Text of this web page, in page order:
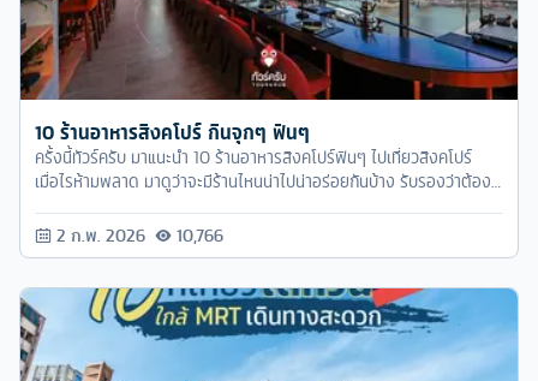
10 ร้านอาหารสิงคโปร์ กินจุกๆ ฟินๆ
ครั้งนี้ทัวร์ครับ มาแนะนำ 10 ร้านอาหารสิงคโปร์ฟินๆ ไปเที่ยวสิงคโปร์
เมื่อไรห้ามพลาด มาดูว่าจะมีร้านไหนน่าไปน่าอร่อยกันบ้าง รับรองว่าต้อง
2 ก.พ. 2026 10,766